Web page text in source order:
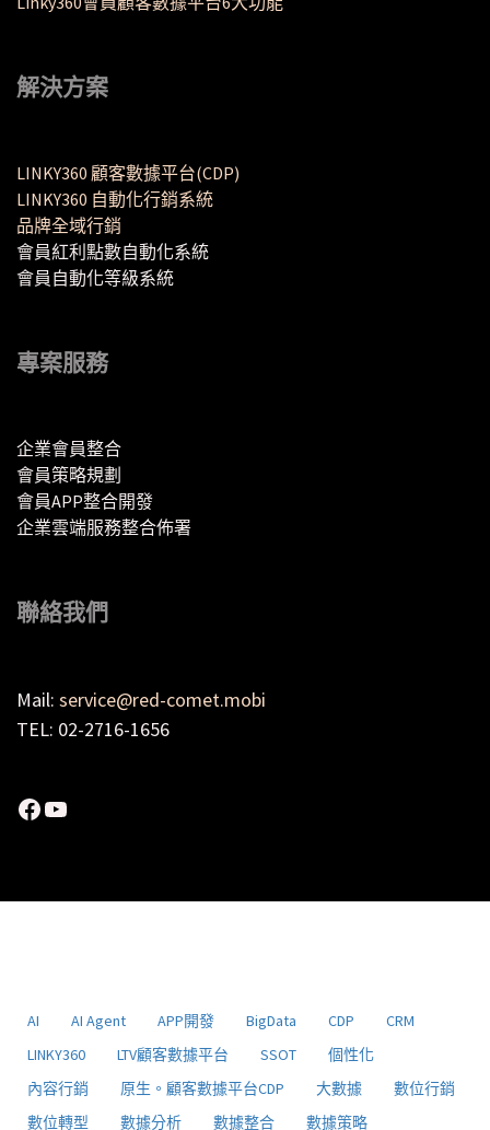
解決方案
LINKY360 顧客數據平台(CDP)
LINKY360 自動化行銷系統
品牌全域行銷
會員紅利點數自動化系統
會員自動化等級系統
專案服務
企業會員整合
會員策略規劃
會員APP整合開發
企業雲端服務整合佈署
聯絡我們
Mail: service@red-comet.mobi
TEL: 02-2716-1656
Facebook
YouTube
AI AI Agent APP開發 BigData CDP
CRM
LINKY360
LTV顧客數據平台 SSOT
個性化
內容行銷
原生。顧客數據平台CDP 大數據
數位行銷
數位轉型
數據分析 數據整合 數據策略